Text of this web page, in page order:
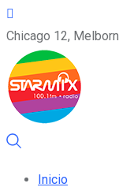
Chicago 12,
Inicio